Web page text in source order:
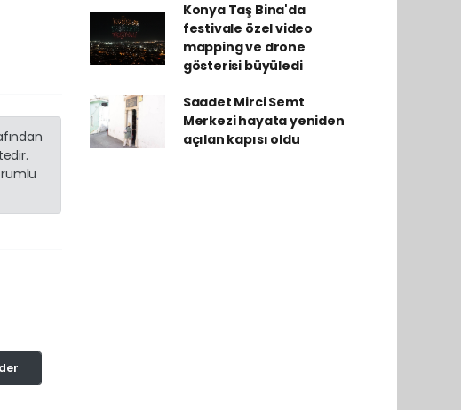
Konya Taş Bina'da
festivale özel video
mapping ve drone
gösterisi büyüledi
Saadet Mirci Semt
Merkezi hayata yeniden
açılan kapısı oldu